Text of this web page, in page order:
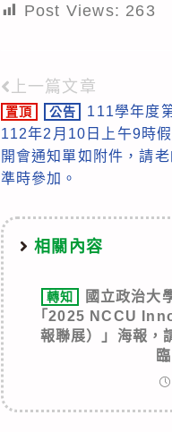
Post Views: 263
Read
more
articles
上一篇文章
置頂 公告
111學年度
112年2月10日上午9時
開會通知單如附件，請
準時參加。
相關內容
轉知
國立政治大
「2025 NCCU
報聯展）」海報，